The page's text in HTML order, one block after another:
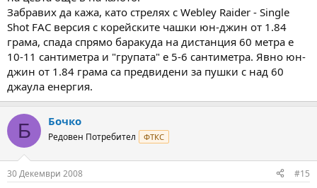
Забравих да кажа, като стрелях с Webley Raider - Single
Shot FAC версия с корейските чашки юн-джин от 1.84
грама, спада спрямо баракуда на дистанция 60 метра е
10-11 сантиметра и "групата" е 5-6 сантиметра. Явно юн-
джин от 1.84 грама са предвидени за пушки с над 60
джаула енергия.
Б Бочко
Редовен Потребител ФТКС
30 Декември 2008 #15